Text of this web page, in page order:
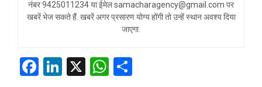
नंबर 9425011234 या ईमेल samacharagency@gmail.com पर
खबरें भेज सकते हैं. खबरें अगर प्रसारण योग्य होंगी तो उन्हें स्थान अवश्य दिया
जाएगा.
F
Li
X
W